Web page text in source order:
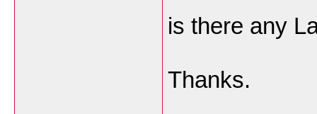
is there any
Thanks.